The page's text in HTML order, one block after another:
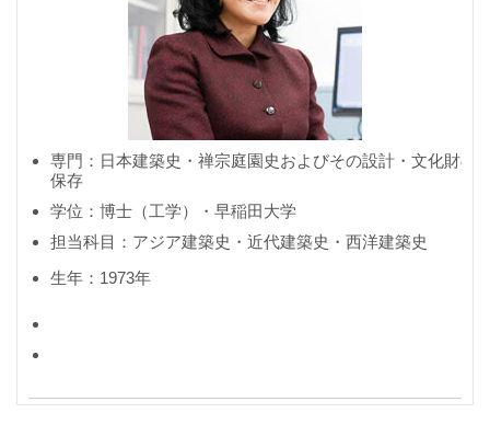
専門：日本建築史・禅宗庭園史およびその設計・文化財の
保存
学位：博士（工学）・早稲田大学
担当科目：アジア建築史・近代建築史・西洋建築史
生年：1973年